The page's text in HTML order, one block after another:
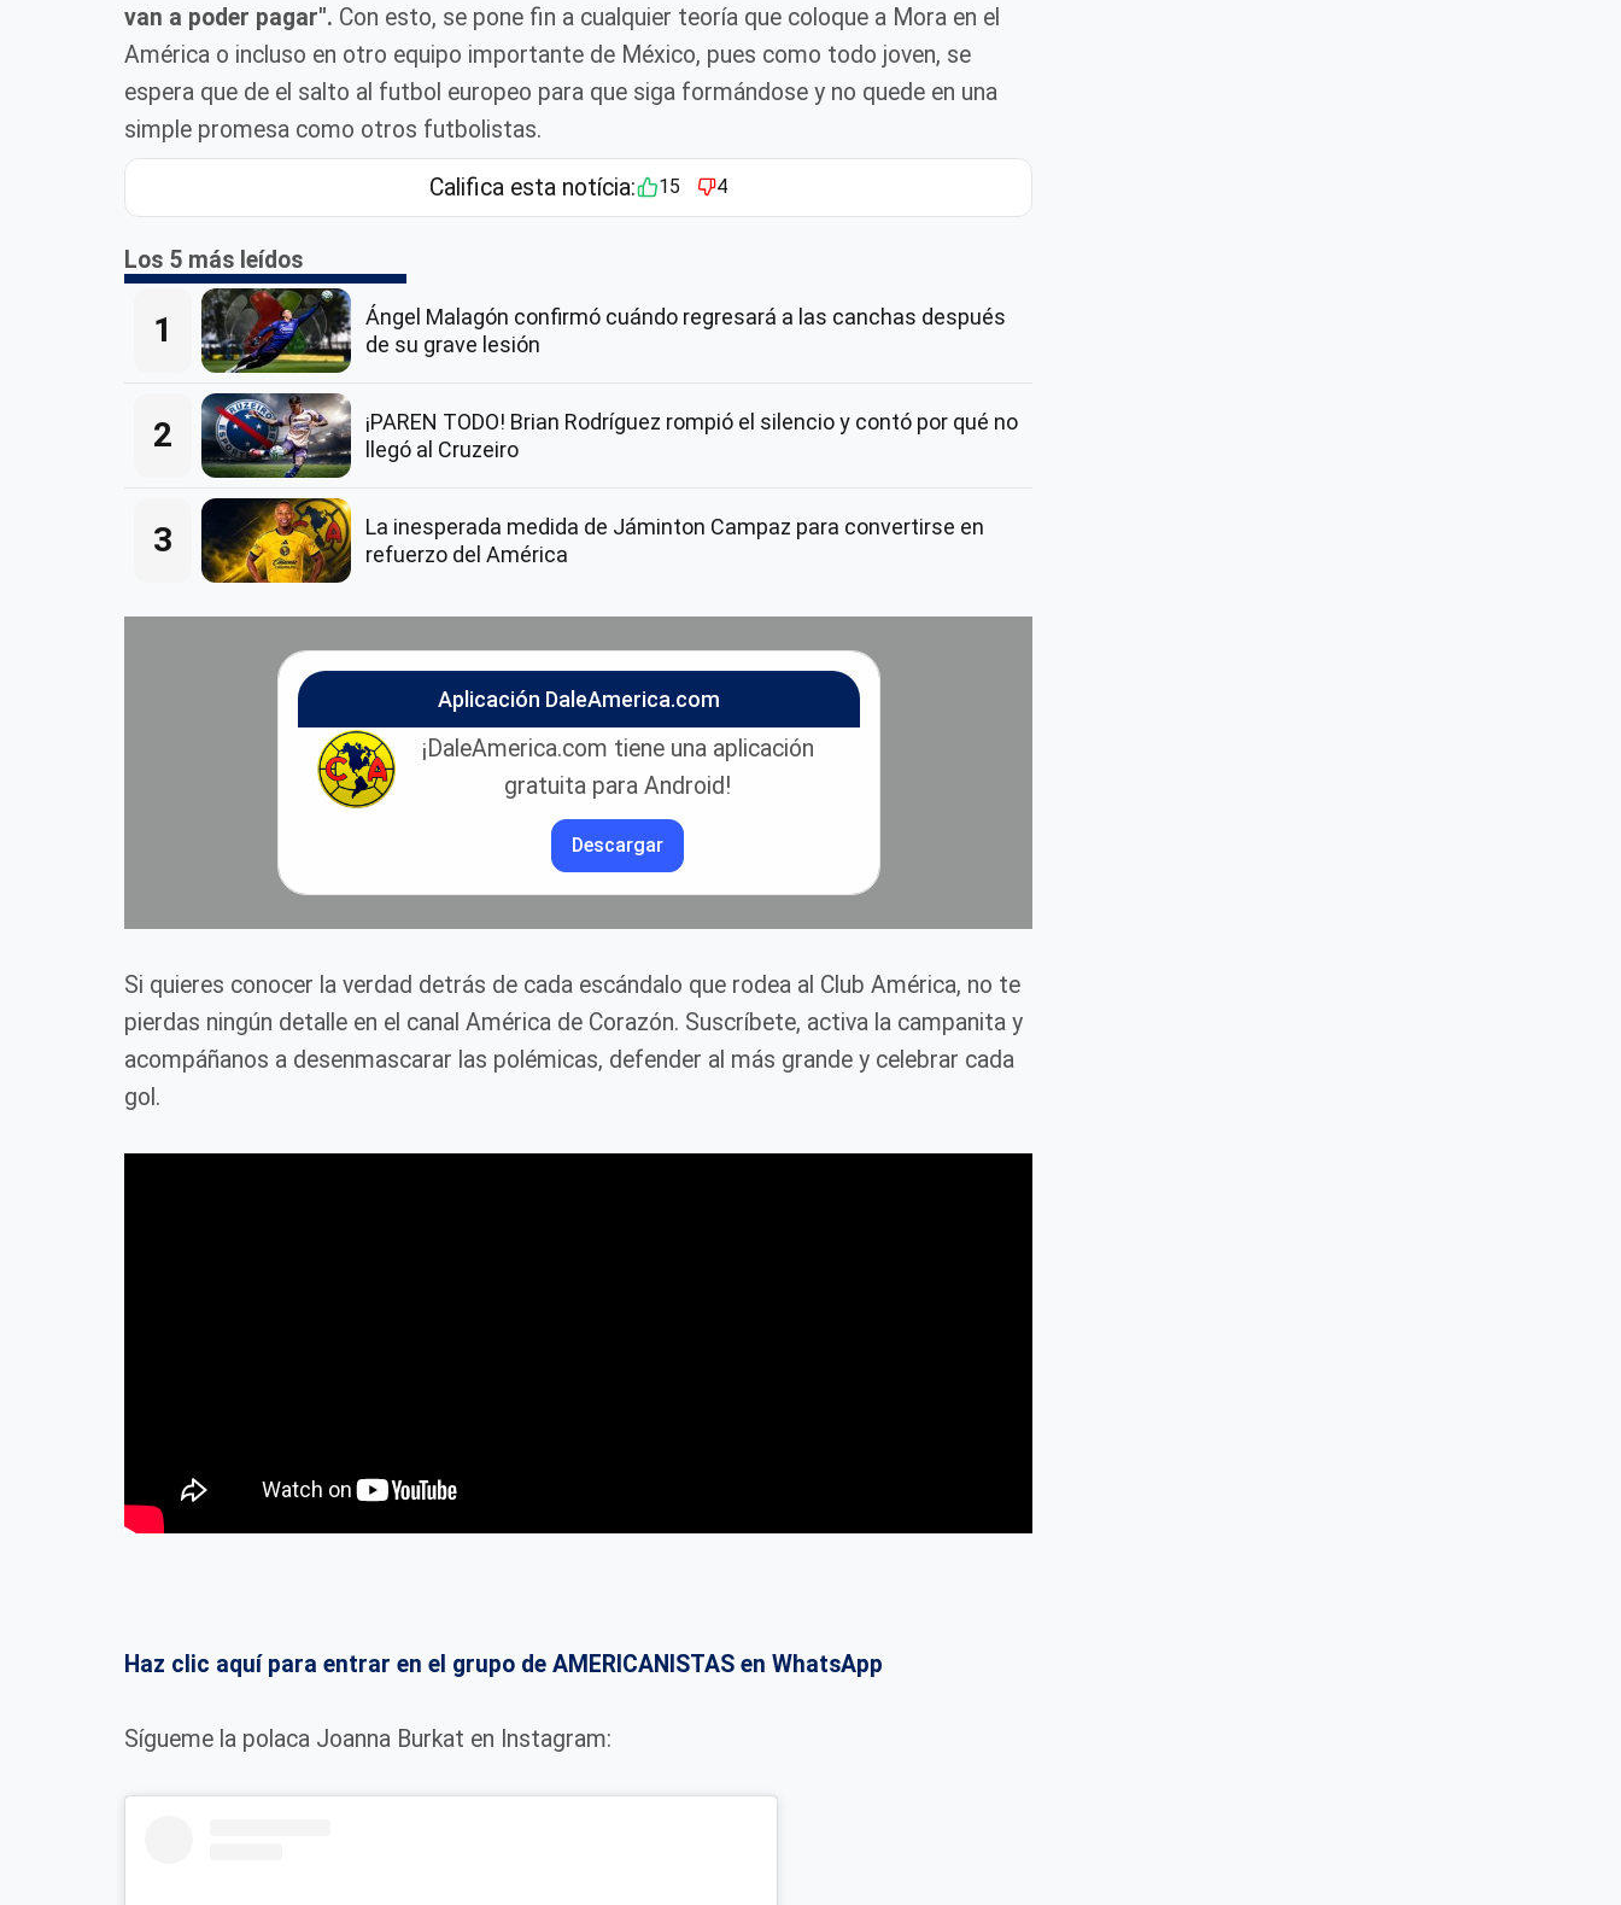
van a poder pagar". Con esto, se pone fin a cualquier teoría que coloque a Mora en el
América o incluso en otro equipo importante de México, pues como todo joven, se
espera que de el salto al futbol europeo para que siga formándose y no quede en una
simple promesa como otros futbolistas.
Califica esta notícia: 15 4
Los 5 más leídos
1
Ángel Malagón confirmó cuándo regresará a las canchas después
de su grave lesión
2
¡PAREN TODO! Brian Rodríguez rompió el silencio y contó por qué no
llegó al Cruzeiro
3
La inesperada medida de Jáminton Campaz para convertirse en
refuerzo del América
Aplicación DaleAmerica.com
¡DaleAmerica.com tiene una aplicación
gratuita para Android!
Descargar
Si quieres conocer la verdad detrás de cada escándalo que rodea al Club América, no te
pierdas ningún detalle en el canal América de Corazón. Suscríbete, activa la campanita y
acompáñanos a desenmascarar las polémicas, defender al más grande y celebrar cada
gol.
Haz clic aquí para entrar en el grupo de AMERICANISTAS en WhatsApp
Sígueme la polaca Joanna Burkat en Instagram: